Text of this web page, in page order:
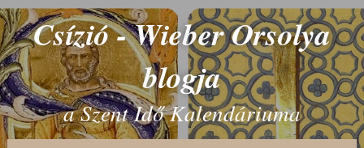
Csízió - Wieber Orsolya
blogja
a Szent Idő Kalendáriuma